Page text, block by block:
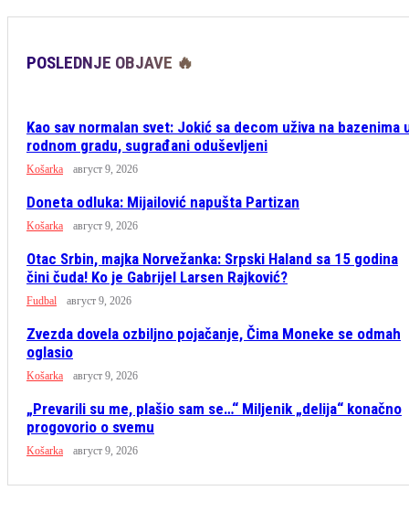
POSLEDNJE OBJAVE 🔥
Kao sav normalan svet: Jokić sa decom uživa na bazenima
rodnom gradu, sugrađani oduševljeni
Košarka август 9, 2026
Doneta odluka: Mijailović napušta Partizan
Košarka август 9, 2026
Otac Srbin, majka Norvežanka: Srpski Haland sa 15 godina
čini čuda! Ko je Gabrijel Larsen Rajković?
Fudbal август 9, 2026
Zvezda dovela ozbiljno pojačanje, Čima Moneke se odmah
oglasio
Košarka август 9, 2026
„Prevarili su me, plašio sam se…“ Miljenik „delija“ konačno
progovorio o svemu
Košarka август 9, 2026